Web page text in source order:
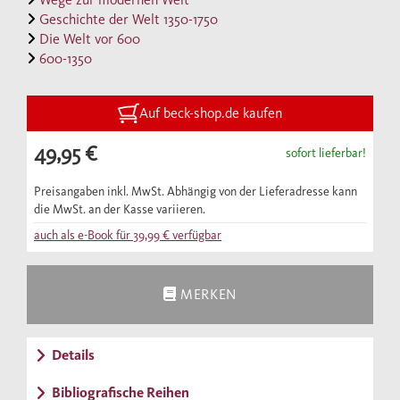
Jahrhunderte nach den Kriterien Macht,
Wohlstand und kulturelle Kreativität zu
dominieren. Das neue sechsbändige Werk
zur Weltgeschichte, das von einem Team von
Historikerinnen und Historikern vorwiegend
aus den USA und Deutschland erarbeitet
wird und das gleichzeitig bei C.H.Beck und
Harvard University Press erscheint,
verabschiedet sich von diesen Traditionen.
Es leugnet die Errungenschaften des Westens
nicht, stellt sie aber in den größeren
Zusammenhang gleichzeitiger
krisenhafte Entstehen des heutigen dicht
integrierten und pluralistischen
Geschichte der Welt 1350-1750
Die Welt vor 600
600-1350
Auf beck-shop.de kaufen
49,95 € sofort lieferbar!
Preisangaben inkl. MwSt. Abhängig von der Lieferadresse kann
die MwSt. an der Kasse variieren.
auch als e-Book für39,99 €verfügbar
MERKEN
Details
Bibliografische Reihen